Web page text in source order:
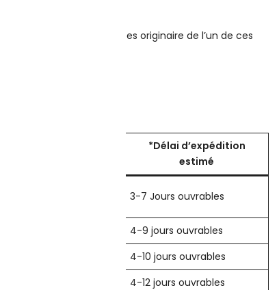
d’expédier. Si vous êtes originaire de l’un de ces
*Délai d’expédition
estimé
3-7 Jours ouvrables
4-9 jours ouvrables
4-10 jours ouvrables
4-12 jours ouvrables